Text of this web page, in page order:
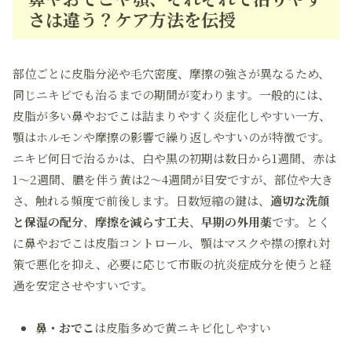
さは違う？ケア方法を伝授
部位ごとに皮脂分泌や毛穴密度、摩擦の強さが異なるため、
同じニキビでも治るまでの期間が変わります。一般的には、
皮脂が多い鼻やおでこは詰まりやすく炎症化しやすい一方、
顎はホルモンや摩擦の影響で繰り返しやすいのが特徴です。
ニキビ何日で治るかは、白や黒の初期は数日から1週間、赤は
1〜2週間、膿を伴う黄は2〜4週間が目安ですが、部位や大き
さ、触れる頻度で前後します。日数短縮の鍵は、 適切な洗顔
と保湿の配分、 摩擦を減らす工夫、 早期の外用薬です。とく
に鼻やおでこは皮脂コントロール、顎はマスクや襟の擦れ対
策で悪化を抑え、必要に応じて市販の抗炎症成分を使うと経
過を安定させやすいです。
鼻・おでこは皮脂多めで黄ニキビ化しやすい